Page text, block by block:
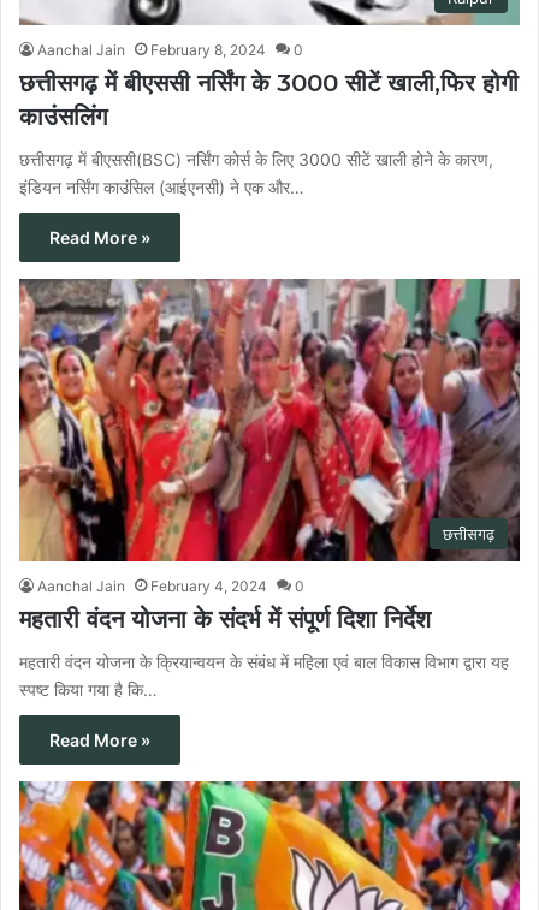
Aanchal Jain February 8, 2024 0
छत्तीसगढ़ में बीएससी नर्सिंग के 3000 सीटें खाली,फिर होगी
काउंसलिंग
छत्तीसगढ़ में बीएससी(BSC) नर्सिंग कोर्स के लिए 3000 सीटें खाली होने के कारण,
इंडियन नर्सिंग काउंसिल (आईएनसी) ने एक और…
Read More »
छत्तीसगढ़
Aanchal Jain February 4, 2024 0
महतारी वंदन योजना के संदर्भ में संपूर्ण दिशा निर्देश
महतारी वंदन योजना के क्रियान्वयन के संबंध में महिला एवं बाल विकास विभाग द्वारा यह
स्पष्ट किया गया है कि…
Read More »